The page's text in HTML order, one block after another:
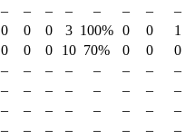
– – – – – – –
–
0 0 0 3 100% 0 0
1
0 0 0 10 70% 0 0
0
– – – – – – –
–
– – – – – – –
–
– – – – – – –
–
– – – – – – –
–